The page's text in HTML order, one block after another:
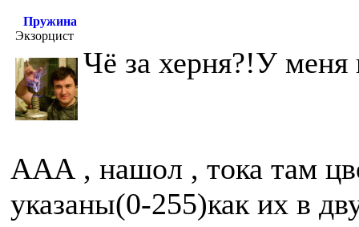
Пружина
Экзорцист
Чё за херня?!У меня
ААА , нашол , тока там
указаны(0-255)как их в